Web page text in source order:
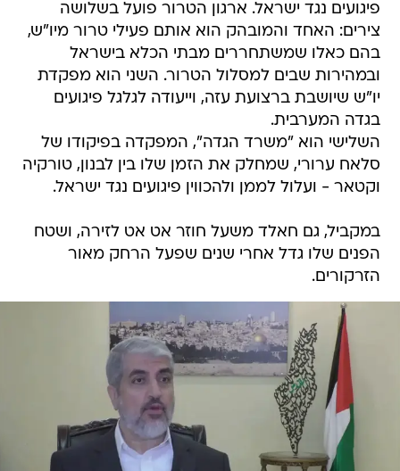
פיגועים נגד ישראל. ארגון הטרור פועל בשלושה
צירים: האחד והמובהק הוא אותם פעילי טרור מיו"ש,
בהם כאלו שמשתחררים מבתי הכלא בישראל
ובמהירות שבים למסלול הטרור. השני הוא מפקדת
יו"ש שיושבת ברצועת עזה, וייעודה לגלגל פיגועים
בגדה המערבית.
השלישי הוא "משרד הגדה", המפקדה בפיקודו של
סלאח ערורי, שמחלק את הזמן שלו בין לבנון, טורקיה
וקטאר - ועלול לממן ולהכווין פיגועים נגד ישראל.
במקביל, גם חאלד משעל חוזר אט אט לזירה, ושטח
הפנים שלו גדל אחרי שנים שפעל הרחק מאור
הזרקורים.